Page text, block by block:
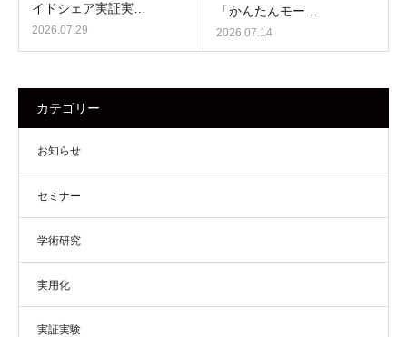
イドシェア実証実…
2026.07.29
「かんたんモー…
2026.07.14
カテゴリー
お知らせ
セミナー
学術研究
実用化
実証実験